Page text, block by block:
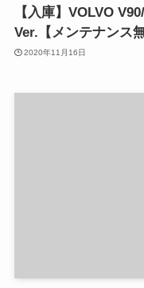
【入庫】VOLVO
Ver.【メンテナンス無
2020年11月16日